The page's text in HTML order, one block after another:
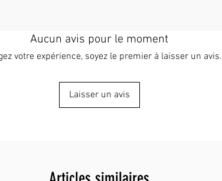
Aucun avis pour le moment
votre expérience, soyez le premier à laisser un avis.
Laisser un avis